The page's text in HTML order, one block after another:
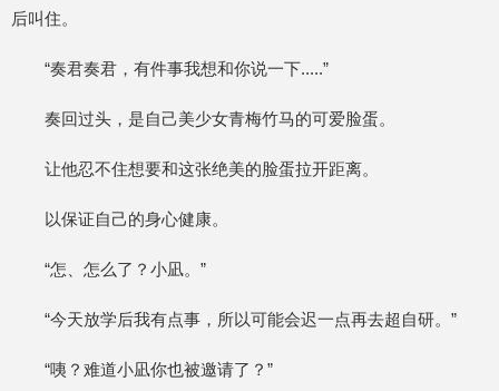
后叫住。
“奏君奏君，有件事我想和你说一下.....”
奏回过头，是自己美少女青梅竹马的可爱脸蛋。
让他忍不住想要和这张绝美的脸蛋拉开距离。
以保证自己的身心健康。
“怎、怎么了？小凪。”
“今天放学后我有点事，所以可能会迟一点再去超自研。”
“咦？难道小凪你也被邀请了？”